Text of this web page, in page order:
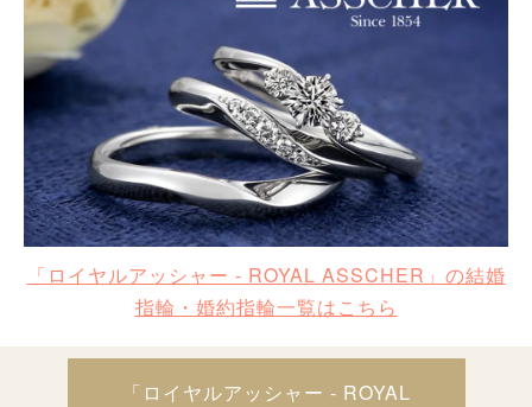
「ロイヤルアッシャー - ROYAL ASSCHER」の結婚
指輪・婚約指輪一覧はこちら
「ロイヤルアッシャー - ROYAL